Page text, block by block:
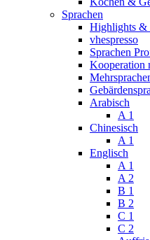
Sprachen
Highlights &
vhespresso
Sprachen
Kooperation
Arabisch
A 1
Chinesisch
A 1
Englisch
A 1
A 2
B 1
B 2
C 1
C 2